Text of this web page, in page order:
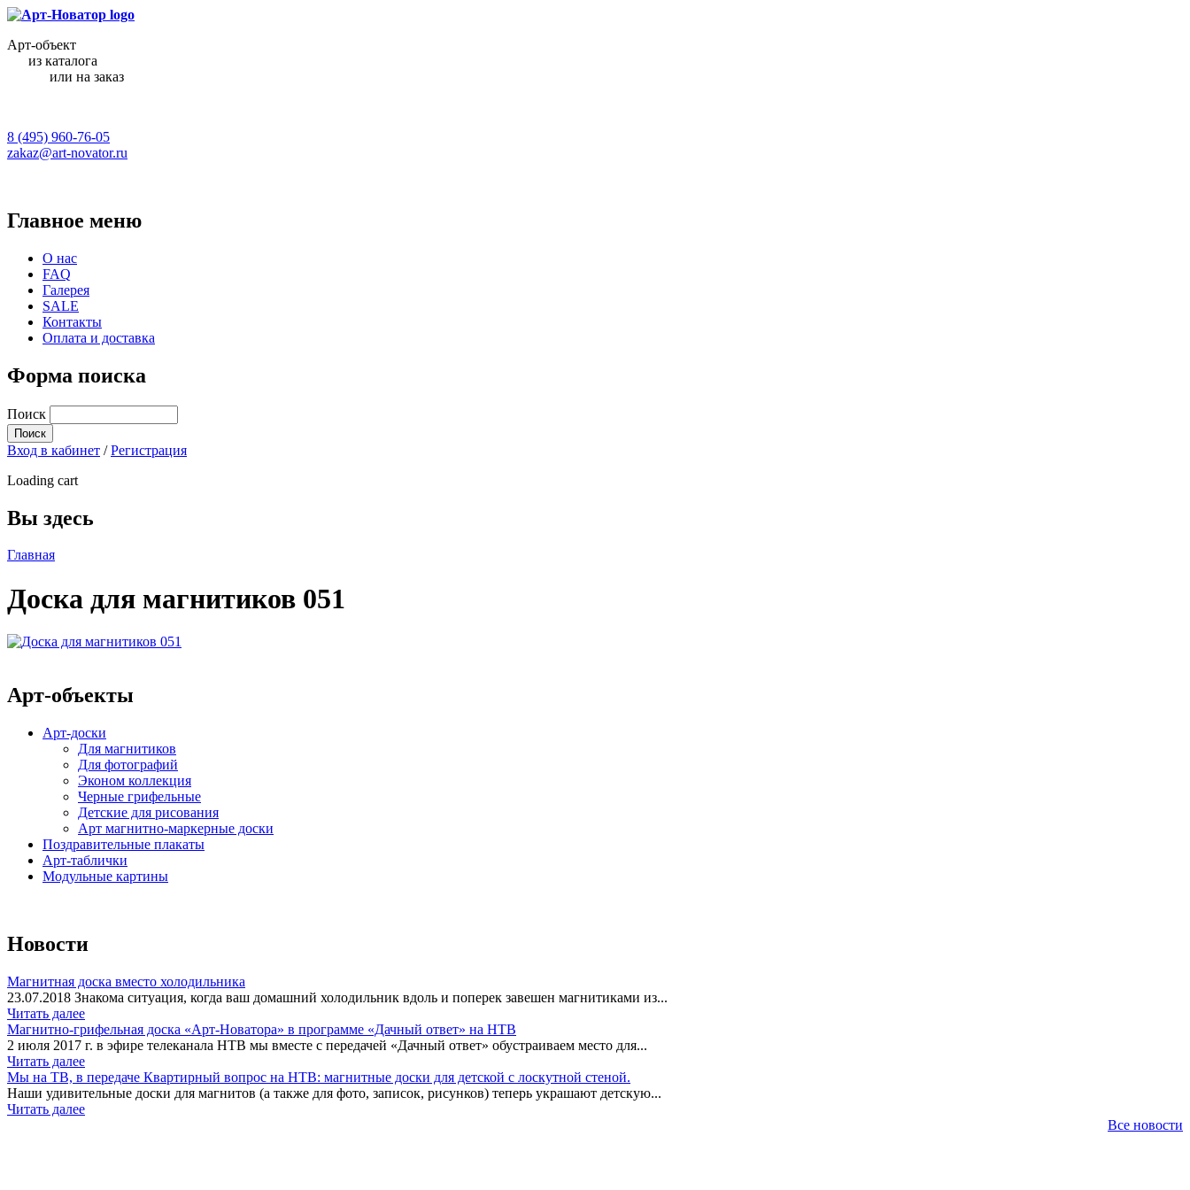
Арт-объект
из каталога
или на заказ
8 (495) 960-76-05
zakaz@art-novator.ru
Главное меню
О нас
FAQ
Галерея
SALE
Контакты
Оплата и доставка
Форма поиска
Поиск
Вход в кабинет /Регистрация
Loading cart
Вы здесь
Главная
Доска для магнитиков 051
Арт-объекты
Арт-доски
Для магнитиков
Для фотографий
Эконом коллекция
Черные грифельные
Детские для рисования
Арт магнитно-маркерные доски
Поздравительные плакаты
Арт-таблички
Модульные картины
Новости
Магнитная доска вместо холодильника
23.07.2018 Знакома ситуация, когда ваш домашний холодильник вдоль и поперек завешен магнитиками из...
Читать далее
Магнитно-грифельная доска «Арт-Новатора» в программе «Дачный ответ» на НТВ
2 июля 2017 г. в эфире телеканала НТВ мы вместе с передачей «Дачный ответ» обустраиваем место для...
Читать далее
Мы на ТВ, в передаче Квартирный вопрос на НТВ: магнитные доски для детской с лоскутной стеной.
Наши удивительные доски для магнитов (а также для фото, записок, рисунков) теперь украшают детскую...
Читать далее
Все новости